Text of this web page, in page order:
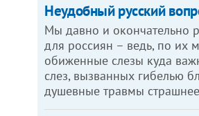
​Неудобный русский
Мы давно и окончательно
для россиян – ведь, по их
обиженные слезы куда
слез, вызванных гибелью
душевные травмы